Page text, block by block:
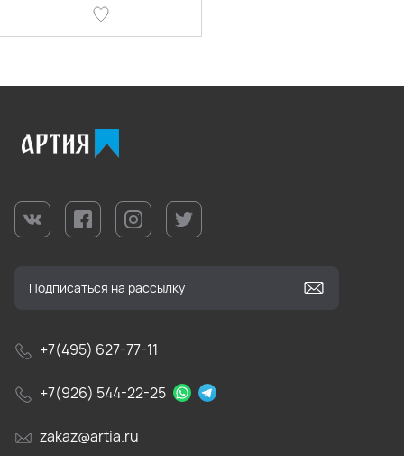
+7(495) 627-77-11
+7(926) 544-22-25
zakaz@artia.ru